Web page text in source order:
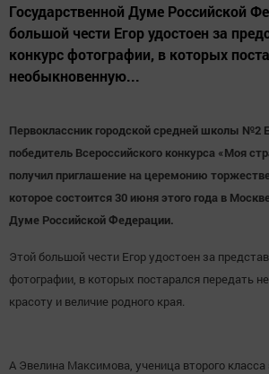
Государственной Думе Российской
большой чести Егор удостоен за
конкурс фотографии, в которых
необыкновенную...
Первоклассник городской средней школы №2
победитель Всероссийского конкурса «Моя
получил приглашение на церемонию
которое состоится 30 июня этого года в
Думе Российской Федерации.
Этой большой чести Егор удостоен за
фотографии, в которых постарался передать
красоту и величие родного края.
А Эвелина Максимова, ученица второго